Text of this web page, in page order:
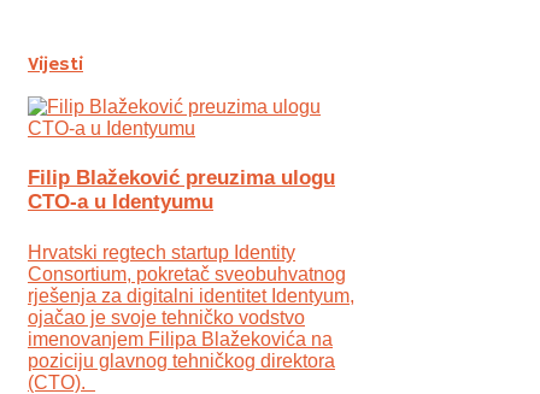
Vijesti
Filip Blažeković preuzima ulogu
CTO-a u Identyumu
Hrvatski regtech startup Identity
Consortium, pokretač sveobuhvatnog
rješenja za digitalni identitet Identyum,
ojаčao je svoje tehničko vodstvo
imenovanjem Filipa Blažekovića na
poziciju glavnog tehničkog direktora
(CTO).